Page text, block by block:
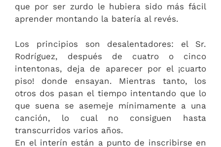
que por ser zurdo le hubiera sido más fácil
aprender montando la batería al revés.
Los principios son desalentadores: el Sr.
Rodríguez, después de cuatro o cinco
intentonas, deja de aparecer por el ¡cuarto
piso! donde ensayan. Mientras tanto, los
otros dos pasan el tiempo intentando que lo
que suena se asemeje mínimamente a una
canción, lo cual no consiguen hasta
transcurridos varios años.
En el interín están a punto de inscribirse en